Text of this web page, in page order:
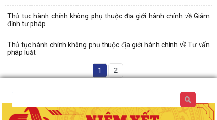
Thủ tục hành chính không phụ thuộc địa giới hành chính về Giám
định tư pháp
Thủ tục hành chính không phụ thuộc địa giới hành chính về Tư vấn
pháp luật
1 2